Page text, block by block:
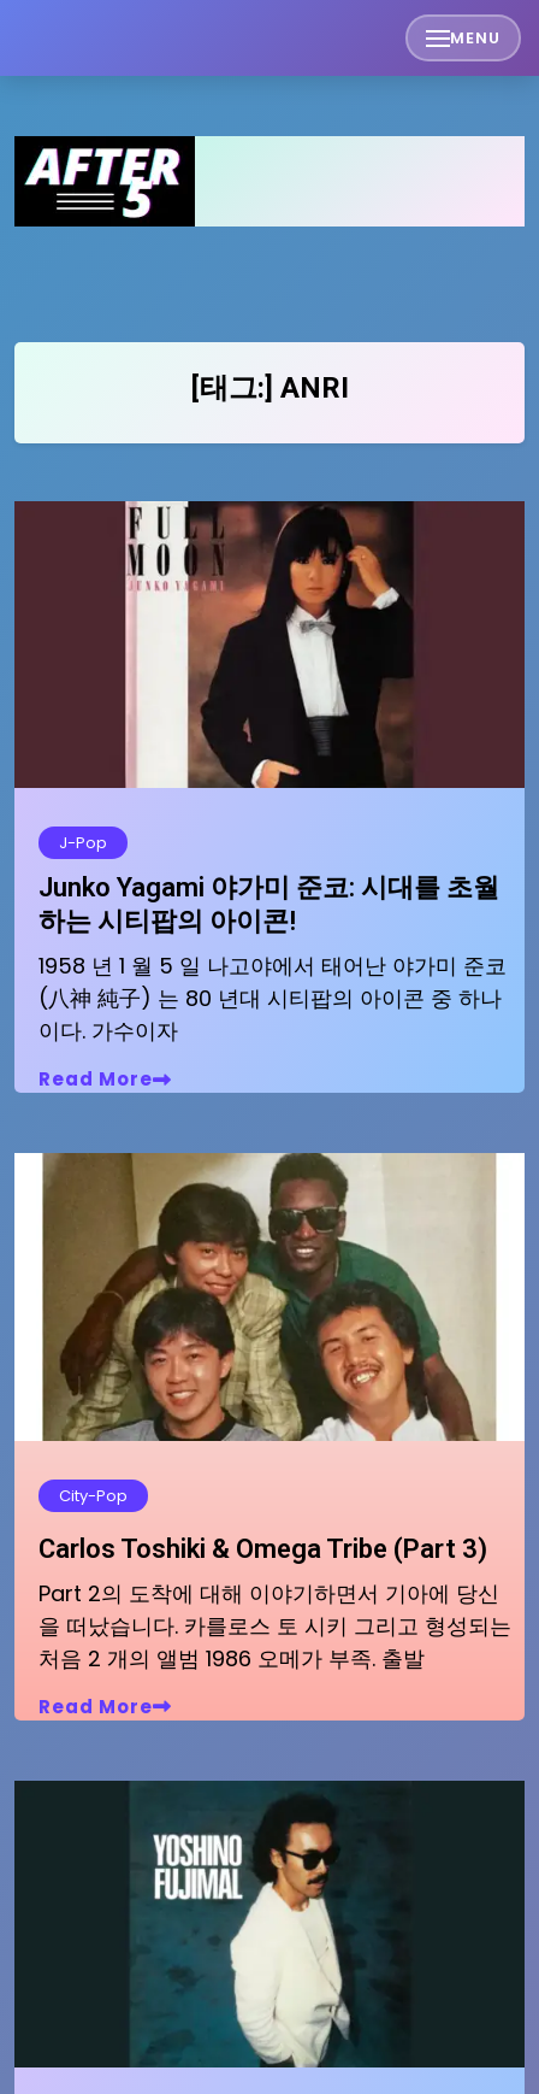
content
MENU
[태그:] ANRI
J-Pop
Junko Yagami 야가미 준코: 시대를 초월
하는 시티팝의 아이콘!
1958 년 1 월 5 일 나고야에서 태어난 야가미 준코
(八神 純子) 는 80 년대 시티팝의 아이콘 중 하나
이다. 가수이자
Read More
City-Pop
Carlos Toshiki & Omega Tribe (Part 3)
Part 2의 도착에 대해 이야기하면서 기아에 당신
을 떠났습니다. 카를로스 토 시키 그리고 형성되는
처음 2 개의 앨범 1986 오메가 부족. 출발
Read More